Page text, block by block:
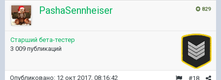
829
PashaSennheiser
Старший бета-тестер
3 009 публикаций
#18
Опубликовано: 12 окт 2017, 08:16:42